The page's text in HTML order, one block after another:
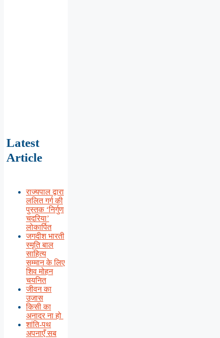
Latest
Article
राज्यपाल द्वारा
ललित गर्ग की
पुस्तक ‘निर्गुण
चदरिया’
लोकार्पित
जगदीश भारती
स्मृति बाल
साहित्य
सम्मान के लिए
शिव मोहन
चयनित
जीवन का
उजास
किसी का
अनादर ना हो
शांति-पथ
अपनाएँ सब